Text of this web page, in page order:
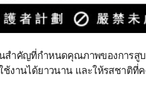
สำคัญที่กำหนดคุณภาพของการสู
งานได้ยาวนาน และให้รสชาติที่